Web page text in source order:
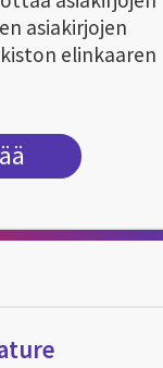
asiakirjojen
elinkaaren